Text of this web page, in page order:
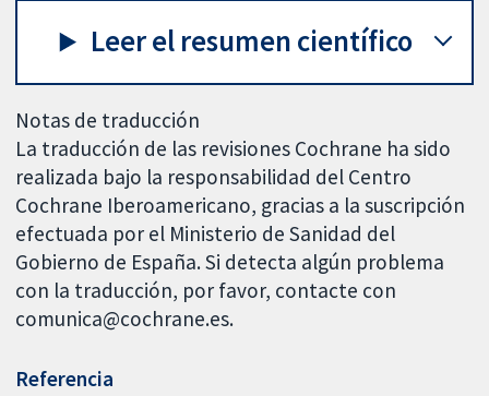
Leer el resumen científico
Notas de traducción
La traducción de las revisiones Cochrane ha sido
realizada bajo la responsabilidad del Centro
Cochrane Iberoamericano, gracias a la suscripción
efectuada por el Ministerio de Sanidad del
Gobierno de España. Si detecta algún problema
con la traducción, por favor, contacte con
comunica@cochrane.es.
Referencia